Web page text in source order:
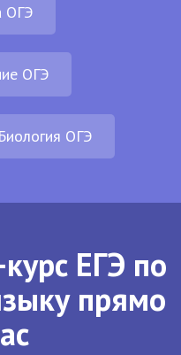
ОГЭ
ОГЭ
Биология ОГЭ
ЕГЭ по
прямо